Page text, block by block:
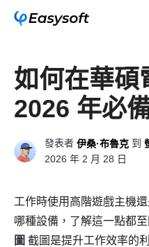
如何在華碩
2026 年必
發表者 伊桑·布魯克 到
2026 年 2 月 28 日
工作時使用高階遊戲主機
哪種設備，了解這一點都至
圖 截圖是提升工作效率的